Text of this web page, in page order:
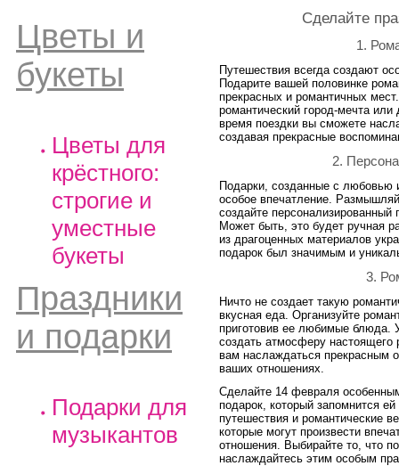
Цветы и
букеты
Цветы для
крёстного:
строгие и
уместные
букеты
Праздники
и подарки
Подарки для
музыкантов
Сделайте
1.
Путешествия всегда создают
Подарите вашей половинке
прекрасных и романтичных
романтический город-мечта
время поездки вы сможете
создавая прекрасные
2.
Подарки, созданные с любовью
особое впечатление.
создайте
Может быть, это будет ручная
из драгоценных материалов
подарок был значимым и
3.
Ничто не создает такую
вкусная еда. Организуйте
приготовив ее любимые блюда.
создать атмосферу настоящего
вам наслаждаться прекрасным
ваших отношениях.
Сделайте 14 февраля
подарок, который запомнится
путешествия и романтические
которые могут произвести
отношения. Выбирайте то, что
наслаждайтесь этим особым